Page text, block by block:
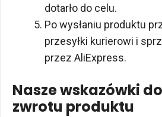
dotarło do celu.
Po wysłaniu produktu
przesyłki kurierowi i
przez AliExpress.
Nasze wskazówki
zwrotu produktu